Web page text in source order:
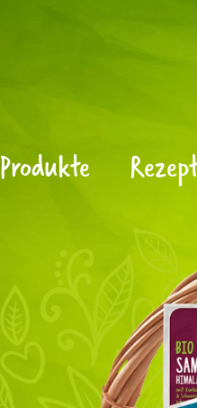
Produkte